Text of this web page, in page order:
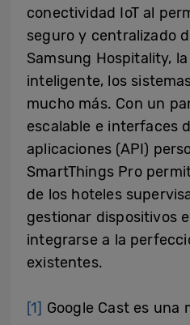
conectividad IoT al
seguro y centralizado
Samsung Hospitality,
inteligente, los
mucho más. Con un
escalable e interfaces
aplicaciones (API)
SmartThings Pro
de los hoteles
gestionar dispositivos
integrarse a la
existentes.
[1] Google Cast es una